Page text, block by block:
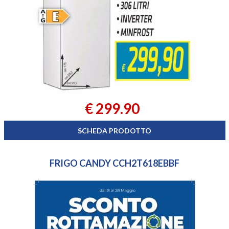
€ 299.90
SCHEDA PRODOTTO
FRIGO CANDY CCH2T618EBBF